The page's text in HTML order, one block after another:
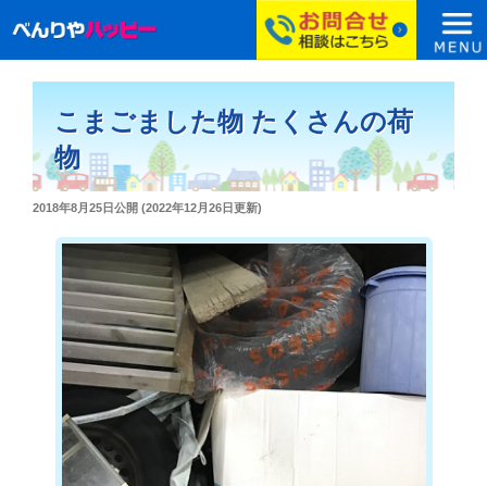
こまごました物 たくさんの荷
物
投
2018年8月25日公開 (2022年12月26日更新)